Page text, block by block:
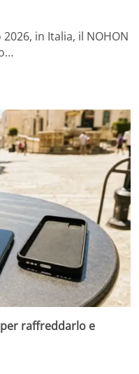
in Italia, il NOHON
raffreddarlo e